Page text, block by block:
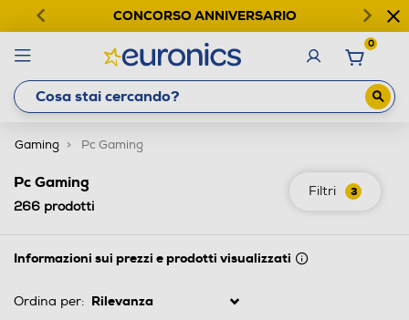
CONCORSO ANNIVERSARIO
0
Gaming Pc Gaming
Filtri 3
Pc Gaming
266 prodotti
Informazioni sui prezzi e prodotti visualizzati
Ordina per: